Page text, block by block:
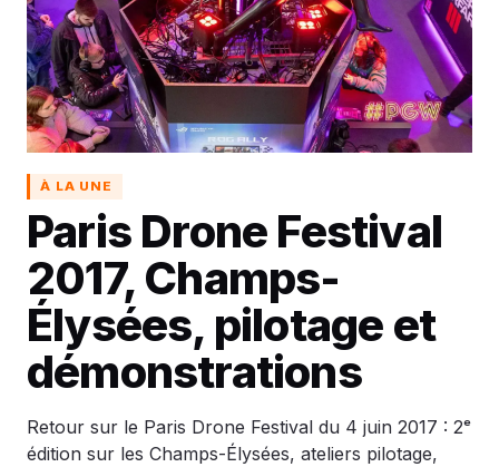
À LA UNE
Paris Drone Festival
2017, Champs-
Élysées, pilotage et
démonstrations
Retour sur le Paris Drone Festival du 4 juin 2017 : 2ᵉ
édition sur les Champs-Élysées, ateliers pilotage,